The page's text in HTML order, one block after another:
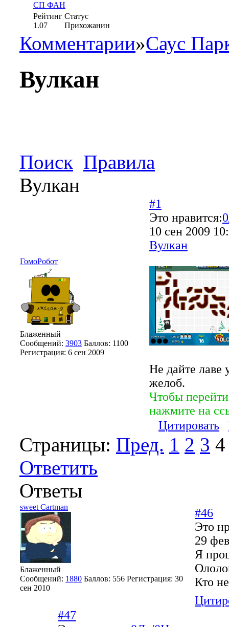
СП ФАН
Рейтинг
1.07
Статус
Прихожанин
Комментарии»Саус
Вулкан
Поиск Правила
Вулкан
ГомоРобот
Блаженный
Сообщений: 3903 Баллов: 1100
Регистрация: 6 сен 2009
#1
Это нравится:0
10 сен 2009
Вулкан
Не дайте лаве
желоб.
Чтобы
нажмите на
Цитировать
Страницы: Пред. 1 2 3 4
Ответить
Ответы
sweet Cartman
Блаженный
Сообщений: 1880 Баллов: 556 Регистрация: 30
сен 2010
#46
Это
29
Я
Кто
#47